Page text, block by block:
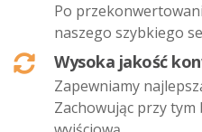
Po
naszego szybkiego
Wysoka jakość
Zapewniamy
Zachowując przy